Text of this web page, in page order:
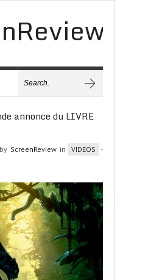
annonce du LIVRE
ScreenReview in VIDÉOS -